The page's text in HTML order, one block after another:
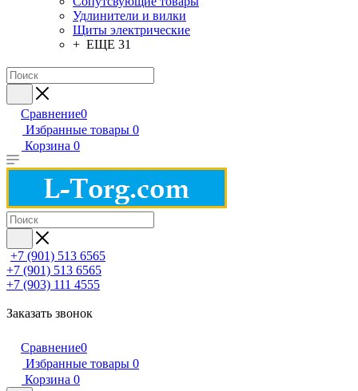
Удлинители и вилки
Щиты электрические
+ ЕЩЕ 31
Сравнение0
Избранные товары 0
Корзина 0
+7 (901) 513 6565
+7 (901) 513 6565
+7 (903) 111 4555
Заказать звонок
Сравнение0
Избранные товары 0
Корзина 0